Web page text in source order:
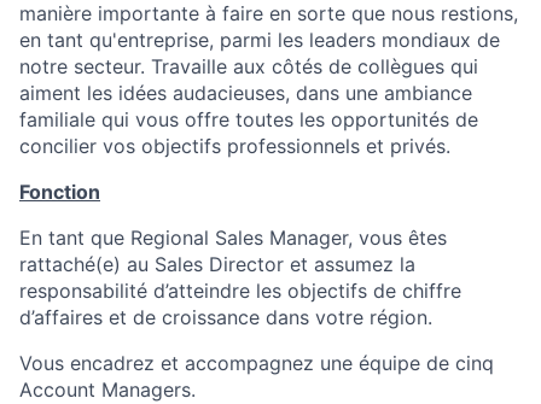
manière importante à faire en sorte que nous restions,
en tant qu'entreprise, parmi les leaders mondiaux de
notre secteur. Travaille aux côtés de collègues qui
aiment les idées audacieuses, dans une ambiance
familiale qui vous offre toutes les opportunités de
concilier vos objectifs professionnels et privés.
Fonction
En tant que Regional Sales Manager, vous êtes
rattaché(e) au Sales Director et assumez la
responsabilité d’atteindre les objectifs de chiffre
d’affaires et de croissance dans votre région.
Vous encadrez et accompagnez une équipe de cinq
Account Managers.